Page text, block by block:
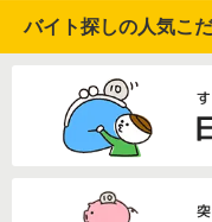
バイト探しの人気こ